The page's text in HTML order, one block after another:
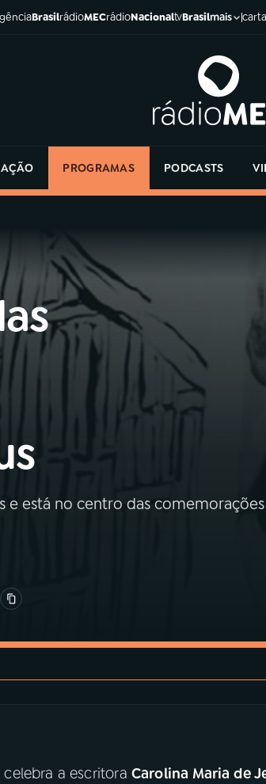
BrasilrádioMECrádioNacionaltvBrasilmais
PROGRAMAS PODCASTS
e está no centro das comemorações
celebra a escritora Carolina Maria de